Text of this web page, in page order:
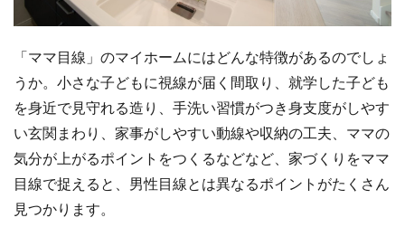
「ママ目線」のマイホームにはどんな特徴があるのでしょ
うか。小さな子どもに視線が届く間取り、就学した子ども
を身近で見守れる造り、手洗い習慣がつき身支度がしやす
い玄関まわり、家事がしやすい動線や収納の工夫、ママの
気分が上がるポイントをつくるなどなど、家づくりをママ
目線で捉えると、男性目線とは異なるポイントがたくさん
見つかります。